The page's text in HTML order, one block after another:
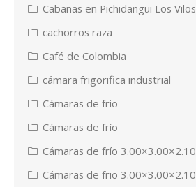
Cabañas en Pichidangui Los Vilos
cachorros raza
Café de Colombia
cámara frigorifica industrial
Cámaras de frio
Cámaras de frío
Cámaras de frío 3.00×3.00×2.10
Cámaras de frio 3.00×3.00×2.10